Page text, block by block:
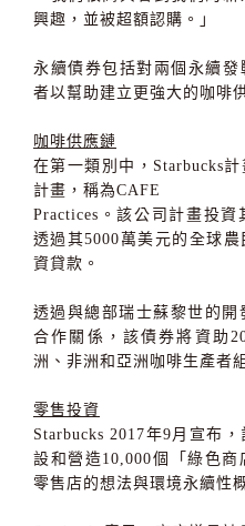
興趣，並被超額認購。」
永續債券包括對兩個永續
者以幫助建立更強大的咖啡
咖啡供應鏈
在第一類別中， Starbucks計
計畫，稱為CAFE
Practices 。該公司計畫投
透過其5000 萬美元的全球
資貸款。
透過與總部瑞士蘇黎世的開
合作關係，該債券將資助
洲、非洲和亞洲咖啡生產者
零售投資
Starbucks 2017年9月宣布，
設和營造10,000個「綠色商
零售店的想法與環境永續性